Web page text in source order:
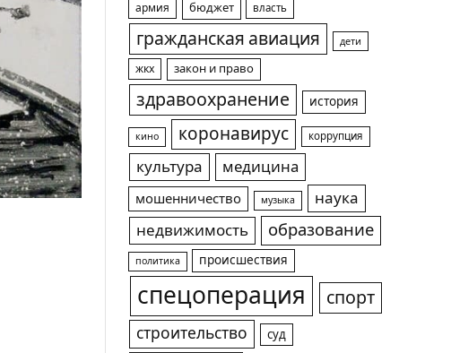
армия бюджет власть
гражданская авиация дети
жкх закон и право
здравоохранение история
кино коронавирус коррупция
культура медицина
мошенничество музыка
наука
недвижимость
образование
политика происшествия
спецоперация спорт
строительство суд